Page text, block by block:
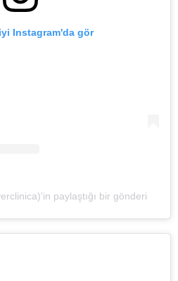
Instagram'da gör
paylaştığı bir gönderi